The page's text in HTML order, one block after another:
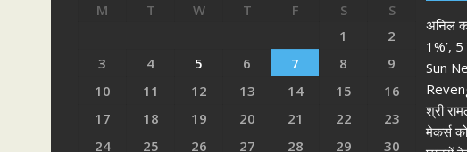
M T W T F S
S
1
2
3
4 5 6 7 8
9
10
11 12 13 14 15
16
17
18 19 20 21 22
23
24
25 26 27 28 29 30
अनिल
1%’, 5
Sun
श्री
मेकर्स